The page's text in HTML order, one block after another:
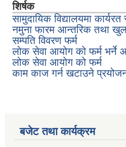
शिर्षक
सामुदायिक विद्यालयमा
नमुना फारम आन्तरिक तथा खुला
सम्पति विवरण फर्म
लोक सेवा आयोग को फर्म भर्ने
लोक सेवा आयोग को फर्म
काम काज गर्न खटाउने
बजेट तथा कार्यक्रम